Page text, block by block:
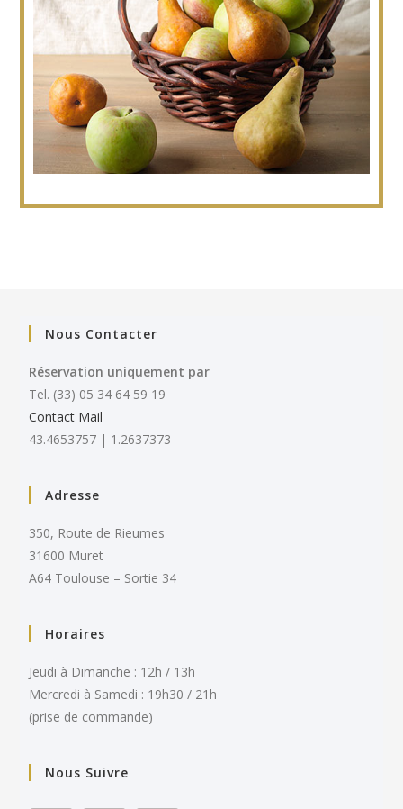
Nous Contacter
Réservation uniquement par
Tel. (33) 05 34 64 59 19
Contact Mail
43.4653757 | 1.2637373
Adresse
350, Route de Rieumes
31600 Muret
A64 Toulouse – Sortie 34
Horaires
Jeudi à Dimanche : 12h / 13h
Mercredi à Samedi : 19h30 / 21h
(prise de commande)
Nous Suivre